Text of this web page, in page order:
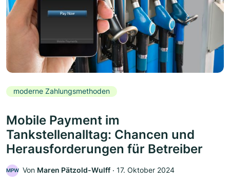
moderne Zahlungsmethoden
Mobile Payment im
Tankstellenalltag: Chancen und
Herausforderungen für Betreiber
MPW Von Maren Pätzold-Wulff ‧ 17. Oktober 2024